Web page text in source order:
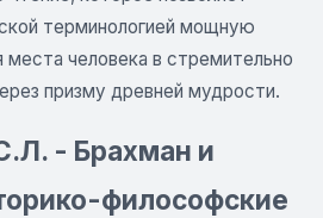
терминологией мощную
человека в стремительно
призму древней мудрости.
- Брахман и
философские